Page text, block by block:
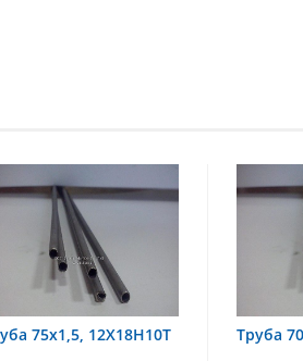
Труба 70х8 08Х22Н6Т